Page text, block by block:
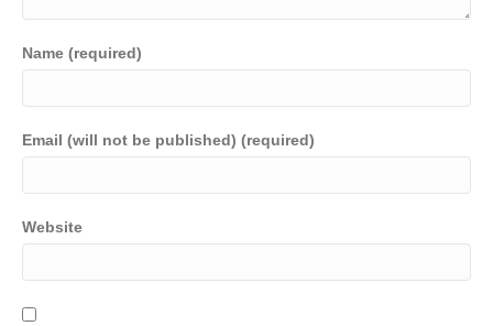
Name (required)
Email (will not be published) (required)
Website